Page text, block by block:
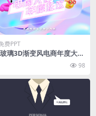
费PPT
璃3D渐变风电商年度大促
98